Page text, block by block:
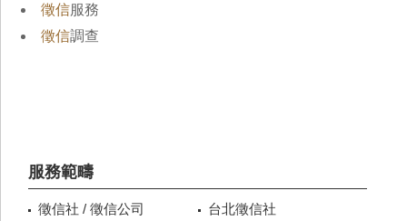
徵信服務
徵信調查
服務範疇
徵信社 / 徵信公司
台北徵信社